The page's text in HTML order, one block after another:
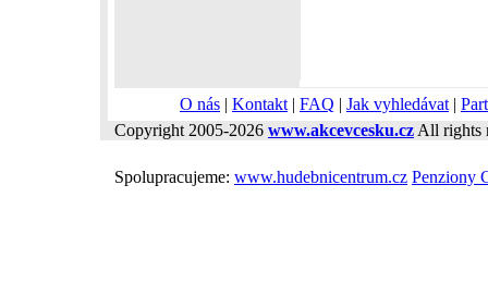
O nás | Kontakt | FAQ | Jak vyhledávat |
Copyright 2005-2026 www.akcevcesku.cz All rights
Spolupracujeme: www.hudebnicentrum.cz Penziony